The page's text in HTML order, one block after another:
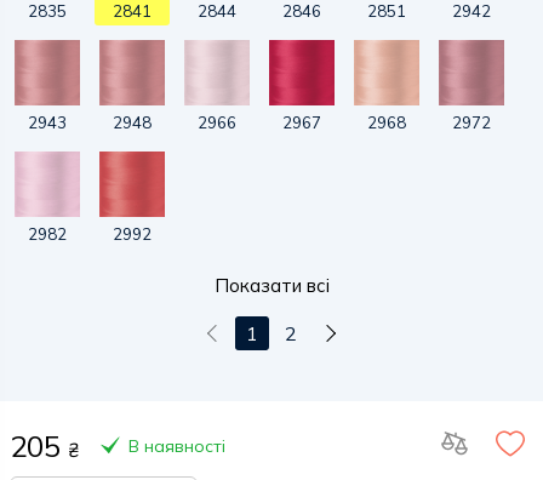
2835 2841 2844 2846 2851 2942
2943 2948 2966 2967 2968 2972
2982 2992
Показати всі
1 2
205 ₴ В наявності